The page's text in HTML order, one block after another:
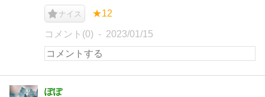
ナイス ★12
コメント(0) 2023/01/15
ぽぽ